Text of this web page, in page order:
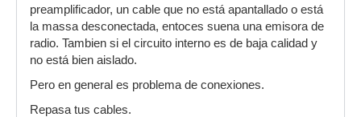
preamplificador, un cable que no está apantallado o está
la massa desconectada, entoces suena una emisora de
radio. Tambien si el circuito interno es de baja calidad y
no está bien aislado.
Pero en general es problema de conexiones.
Repasa tus cables.